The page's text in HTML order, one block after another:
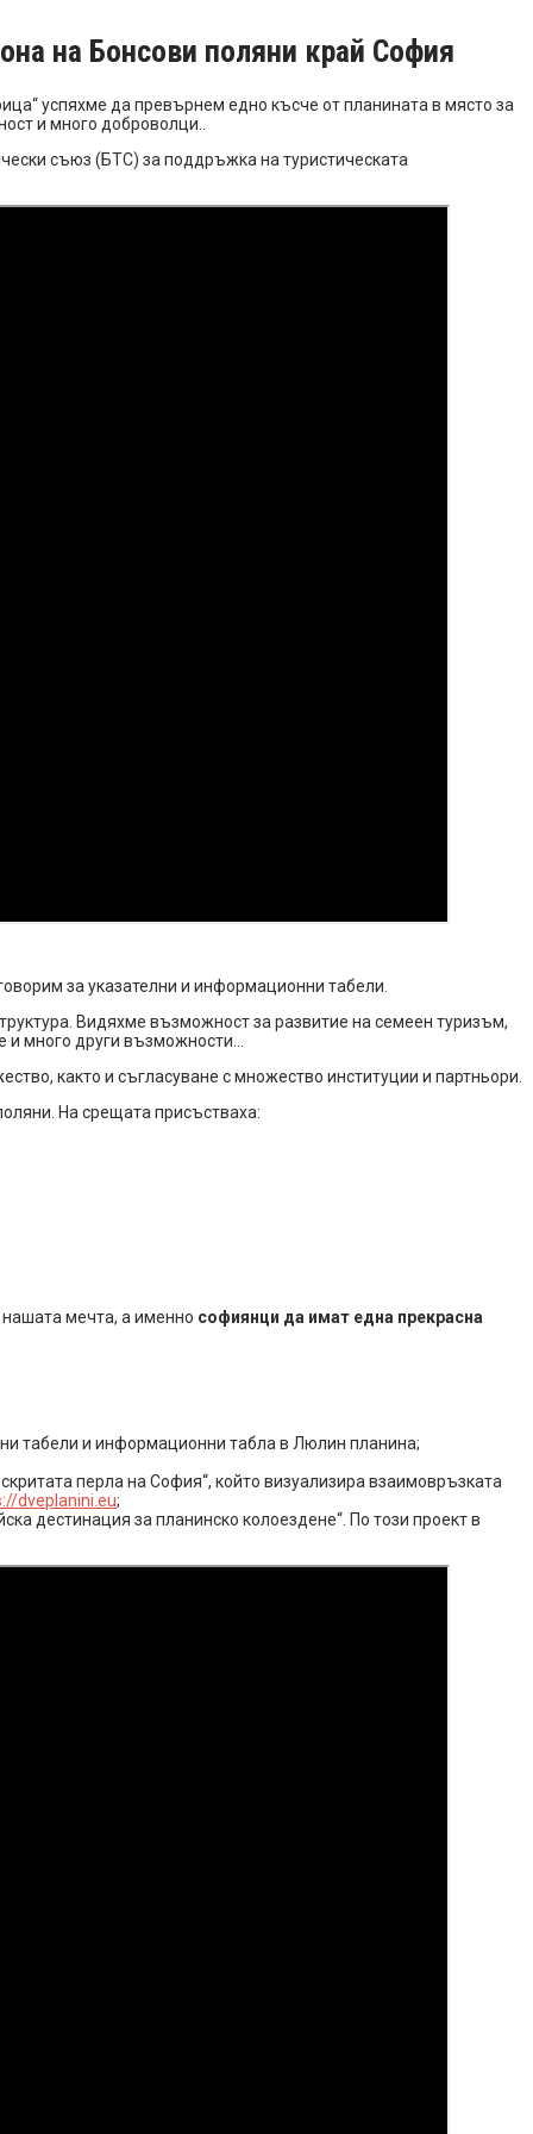
на Бонсови поляни край София
успяхме да превърнем едно късче от планината в място за
и много доброволци..
съюз (БТС) за поддръжка на туристическата
за указателни и информационни табели.
Видяхме възможност за развитие на семеен туризъм,
и много други възможности…
както и съгласуване с множество институции и партньори.
На срещата присъстваха:
нашата мечта, а именно софиянци да имат една прекрасна
табели и информационни табла в Люлин планина;
перла на София“, който визуализира взаимовръзката
dveplanini.eu;
дестинация за планинско колоездене“. По този проект в